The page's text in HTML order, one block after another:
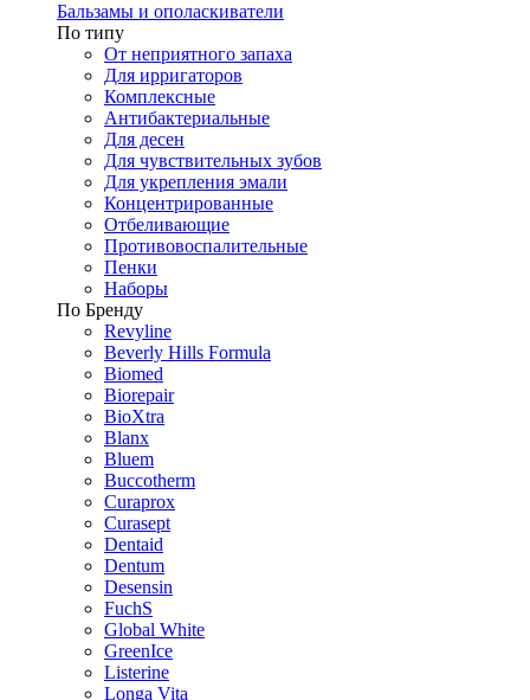
Бальзамы и ополаскиватели
По типу
От неприятного запаха
Для ирригаторов
Комплексные
Антибактериальные
Для десен
Для чувствительных зубов
Для укрепления эмали
Концентрированные
Отбеливающие
Противовоспалительные
Пенки
Наборы
По Бренду
Revyline
Beverly Hills Formula
Biomed
Biorepair
BioXtra
Blanx
Bluem
Buccotherm
Curaprox
Curasept
Dentaid
Dentum
Desensin
FuchS
Global White
GreenIce
Listerine
Longa Vita